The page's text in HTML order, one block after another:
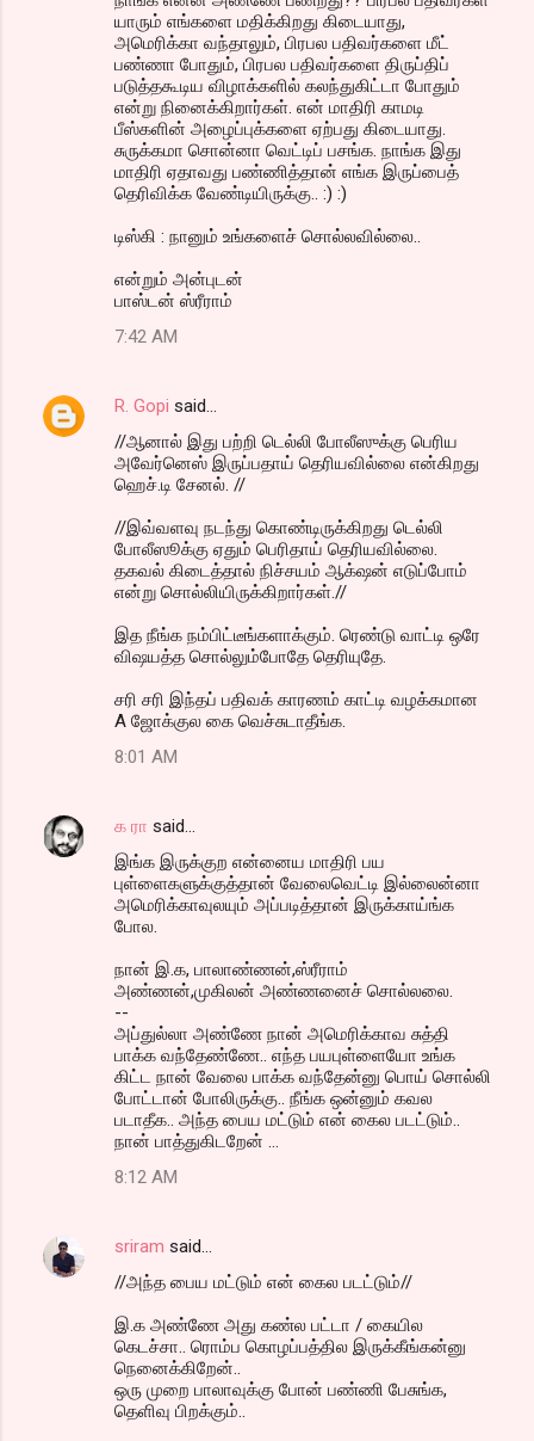
யாரும் எங்களை மதிக்கிறது கிடையாது,
அமெரிக்கா வந்தாலும், பிரபல பதிவர்களை மீட்
பண்ணா போதும், பிரபல பதிவர்களை திருப்திப்
படுத்தகூடிய விழாக்களில் கலந்துகிட்டா போதும்
என்று நினைக்கிறார்கள். என் மாதிரி காமடி
பீஸ்களின் அழைப்புக்களை ஏற்பது கிடையாது.
சுருக்கமா சொன்னா வெட்டிப் பசங்க. நாங்க இது
மாதிரி ஏதாவது பண்ணித்தான் எங்க இருப்பைத்
தெரிவிக்க வேண்டியிருக்கு.. :) :)
டிஸ்கி : நானும் உங்களைச் சொல்லவில்லை..
என்றும் அன்புடன்
பாஸ்டன் ஸ்ரீராம்
7:42 AM
R. Gopi said…
//ஆனால் இது பற்றி டெல்லி போலீஸுக்கு பெரிய
அவேர்னெஸ் இருப்பதாய் தெரியவில்லை என்கிறது
ஹெச்.டி சேனல். //
//இவ்வளவு நடந்து கொண்டிருக்கிறது டெல்லி
போலீஸூக்கு ஏதும் பெரிதாய் தெரியவில்லை.
தகவல் கிடைத்தால் நிச்சயம் ஆக்‌ஷன் எடுப்போம்
என்று சொல்லியிருக்கிறார்கள்.//
இத நீங்க நம்பிட்டீங்களாக்கும். ரெண்டு வாட்டி ஒரே
விஷயத்த சொல்லும்போதே தெரியுதே.
சரி சரி இந்தப் பதிவக் காரணம் காட்டி வழக்கமான
A ஜோக்குல கை வெச்சுடாதீங்க.
8:01 AM
க ரா said…
இங்க இருக்குற என்னைய மாதிரி பய
புள்ளைகளுக்குத்தான் வேலைவெட்டி இல்லைன்னா
அமெரிக்காவுலயும் அப்படித்தான் இருக்காய்ங்க
போல.
நான் இ.க, பாலாண்ணன்,ஸ்ரீராம்
அண்ணன்,முகிலன் அண்ணனைச் சொல்லலை.
--
அப்துல்லா அண்ணே நான் அமெரிக்காவ சுத்தி
பாக்க வந்தேண்ணே.. எந்த பயபுள்ளையோ உங்க
கிட்ட நான் வேலை பாக்க வந்தேன்னு பொய் சொல்லி
போட்டான் போலிருக்கு.. நீங்க ஒன்னும் கவல
படாதீக.. அந்த பைய மட்டும் என் கைல படட்டும்..
நான் பாத்துகிடறேன் ...
8:12 AM
sriram said…
//அந்த பைய மட்டும் என் கைல படட்டும்//
இ.க அண்ணே அது கண்ல பட்டா / கையில
கெடச்சா.. ரொம்ப கொழப்பத்தில இருக்கீங்கன்னு
நெனைக்கிறேன்..
ஒரு முறை பாலாவுக்கு போன் பண்ணி பேசுங்க,
தெளிவு பிறக்கும்..